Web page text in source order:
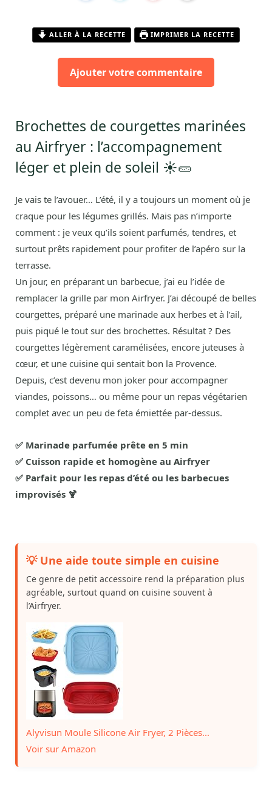
ALLER À LA RECETTE IMPRIMER LA RECETTE
Ajouter votre commentaire
Brochettes de courgettes marinées
au Airfryer : l’accompagnement
léger et plein de soleil ☀️🥒
Je vais te l’avouer… L’été, il y a toujours un moment où je
craque pour les légumes grillés. Mais pas n’importe
comment : je veux qu’ils soient parfumés, tendres, et
surtout prêts rapidement pour profiter de l’apéro sur la
terrasse.
Un jour, en préparant un barbecue, j’ai eu l’idée de
remplacer la grille par mon Airfryer. J’ai découpé de belles
courgettes, préparé une marinade aux herbes et à l’ail,
puis piqué le tout sur des brochettes. Résultat ? Des
courgettes légèrement caramélisées, encore juteuses à
cœur, et une cuisine qui sentait bon la Provence.
Depuis, c’est devenu mon joker pour accompagner
viandes, poissons… ou même pour un repas végétarien
complet avec un peu de feta émiettée par-dessus.
✅ Marinade parfumée prête en 5 min
✅ Cuisson rapide et homogène au Airfryer
✅ Parfait pour les repas d’été ou les barbecues
improvisés 🍹
💡 Une aide toute simple en cuisine
Ce genre de petit accessoire rend la préparation plus
agréable, surtout quand on cuisine souvent à
l’Airfryer.
Alyvisun Moule Silicone Air Fryer, 2 Pièces...
Voir sur Amazon